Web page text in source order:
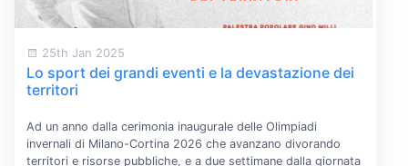
25th Jan 2025
Lo sport dei grandi eventi e la devastazione dei
territori
Ad un anno dalla cerimonia inaugurale delle Olimpiadi
invernali di Milano-Cortina 2026 che avanzano divorando
territori e risorse pubbliche, e a due settimane dalla giornata